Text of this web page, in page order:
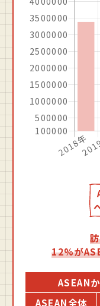
12%が
ASEAN
ASEAN全体